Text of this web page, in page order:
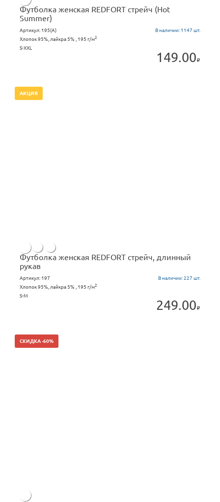
Футболка женская REDFORT стрейч (Hot
Summer)
Артикул: 195(А) В наличии: 1147 шт.
Хлопок 95%, лайкра 5% , 195 г/м2
S-XXL
149.00
АКЦИЯ
Футболка женская REDFORT стрейч, длинный
рукав
Артикул: 197 В наличии:227 шт.
Хлопок 95%, лайкра 5% , 195 г/м2
S-M
249.00
СКИДКА -60%